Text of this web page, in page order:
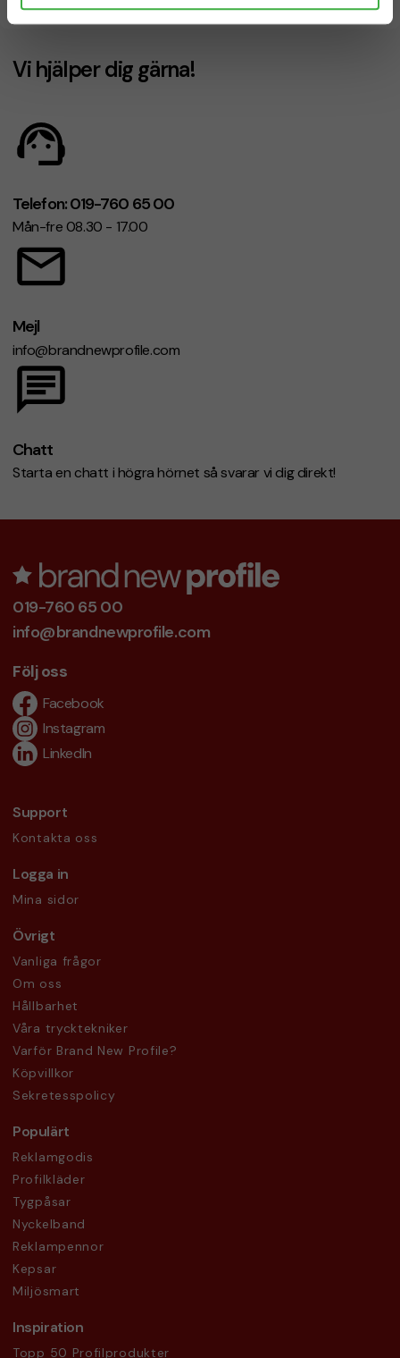
Snabb leverans
Vi hjälper dig gärna!
Telefon: 019-760 65 00
Mån-fre 08.30 - 17.00
Mejl
info@brandnewprofile.com
Chatt
Starta en chatt i högra hörnet så svarar vi dig direkt!
019-760 65 00
info@brandnewprofile.com
Följ oss
Facebook
Instagram
LinkedIn
Support
Kontakta oss
Logga in
Mina sidor
Övrigt
Vanliga frågor
Om oss
Hållbarhet
Våra trycktekniker
Varför Brand New Profile?
Köpvillkor
Sekretesspolicy
Populärt
Reklamgodis
Profilkläder
Tygpåsar
Nyckelband
Reklampennor
Kepsar
Miljösmart
Inspiration
Topp 50 Profilprodukter